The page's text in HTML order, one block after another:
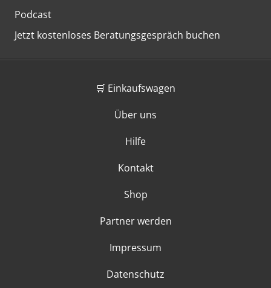
Podcast
Jetzt kostenloses Beratungsgespräch buchen
🛒 Einkaufswagen
Über uns
Hilfe
Kontakt
Shop
Partner werden
Impressum
Datenschutz